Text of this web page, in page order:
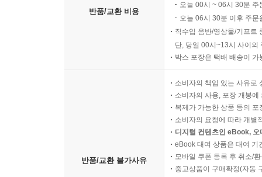
반품/교환 비용
오늘 00시 ~ 06시 30분
오늘 06시 30분 이후 주
직수입 음반/영상물/기프트
단, 당일 00시~13시 사이의
박스 포장은 택배 배송이
반품/교환 불가사유
소비자의 책임 있는 사유로
소비자의 사용, 포장 개봉
복제가 가능한 상품 등의
소비자의 요청에 따라 개별
디지털 컨텐츠인 eBook,
eBook 대여 상품은 대여 기
모바일 쿠폰 등록 후 취소/
중고상품이 구매확정(자동